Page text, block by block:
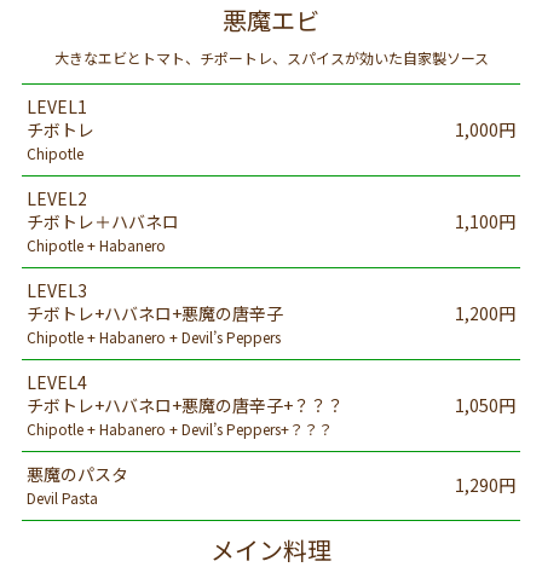
悪魔エビ
大きなエビとトマト、チポートレ、スパイスが効いた自家製ソース
LEVEL1
チボトレ
Chipotle
1,000円
LEVEL2
チボトレ＋ハバネロ
Chipotle + Habanero
1,100円
LEVEL3
チボトレ+ハバネロ+悪魔の唐辛子
Chipotle + Habanero + Devil’s Peppers
1,200円
LEVEL4
チボトレ+ハバネロ+悪魔の唐辛子+？？？
Chipotle + Habanero + Devil’s Peppers+？？？
1,050円
悪魔のパスタ
Devil Pasta
1,290円
メイン料理